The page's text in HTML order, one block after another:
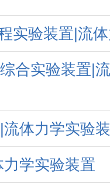
实验装置|流
合实验装置|
体力学实验
学实验装置